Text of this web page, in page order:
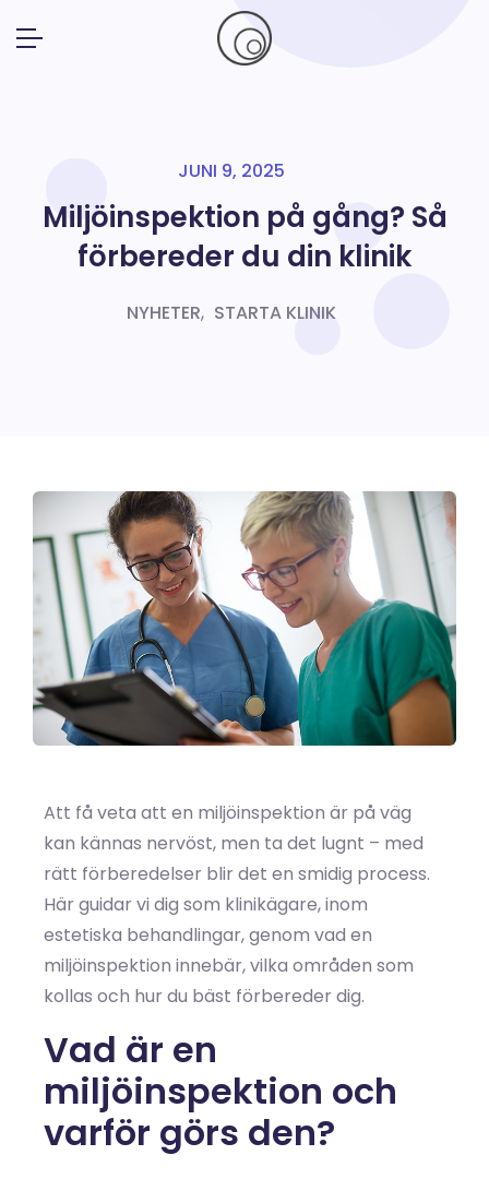
JUNI 9, 2025
Miljöinspektion på gång? Så
förbereder du din klinik
NYHETER, STARTA KLINIK
Att få veta att en miljöinspektion är på väg
kan kännas nervöst, men ta det lugnt – med
rätt förberedelser blir det en smidig process.
Här guidar vi dig som klinikägare, inom
estetiska behandlingar, genom vad en
miljöinspektion innebär, vilka områden som
kollas och hur du bäst förbereder dig.
Vad är en
miljöinspektion och
varför görs den?